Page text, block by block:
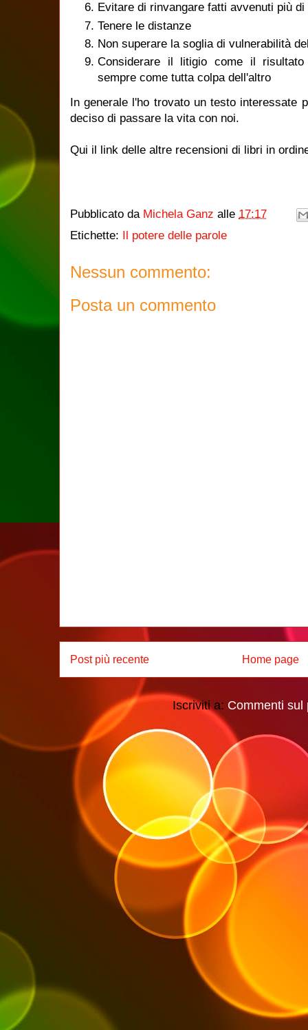
Evitare di rinvangare fatti avvenuti più
Tenere le distanze
Non superare la soglia di vulnerabilità
Considerare il litigio come il
sempre come tutta colpa dell'altro
In generale l'ho trovato un testo interessate
deciso di passare la vita con noi.
Qui il link delle altre recensioni di libri in
Pubblicato da Michela Ganz alle 17:17
Etichette: Il potere delle parole
Nessun commento:
Posta un commento
Post più recente Home page
Iscriviti a: Commenti sul